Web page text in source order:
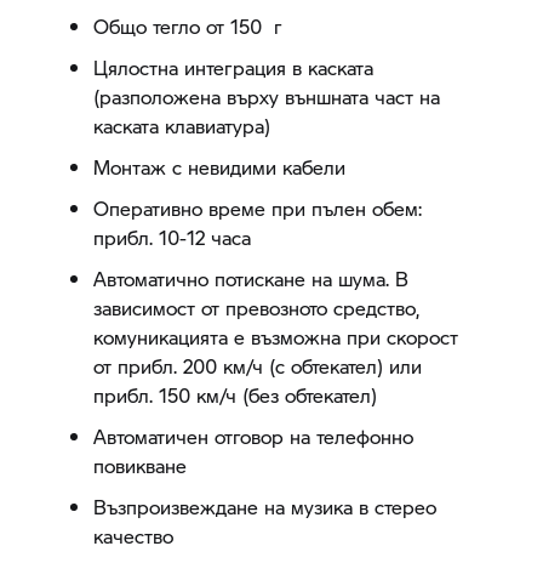
Общо тегло от 150 г
Цялостна интеграция в каската
(разположена върху външната част на
каската клавиатура)
Монтаж с невидими кабели
Оперативно време при пълен обем:
прибл. 10-12 часа
Автоматично потискане на шума. В
зависимост от превозното средство,
комуникацията е възможна при скорост
от прибл. 200 км/ч (с обтекател) или
прибл. 150 км/ч (без обтекател)
Автоматичен отговор на телефонно
повикване
Възпроизвеждане на музика в стерео
качество